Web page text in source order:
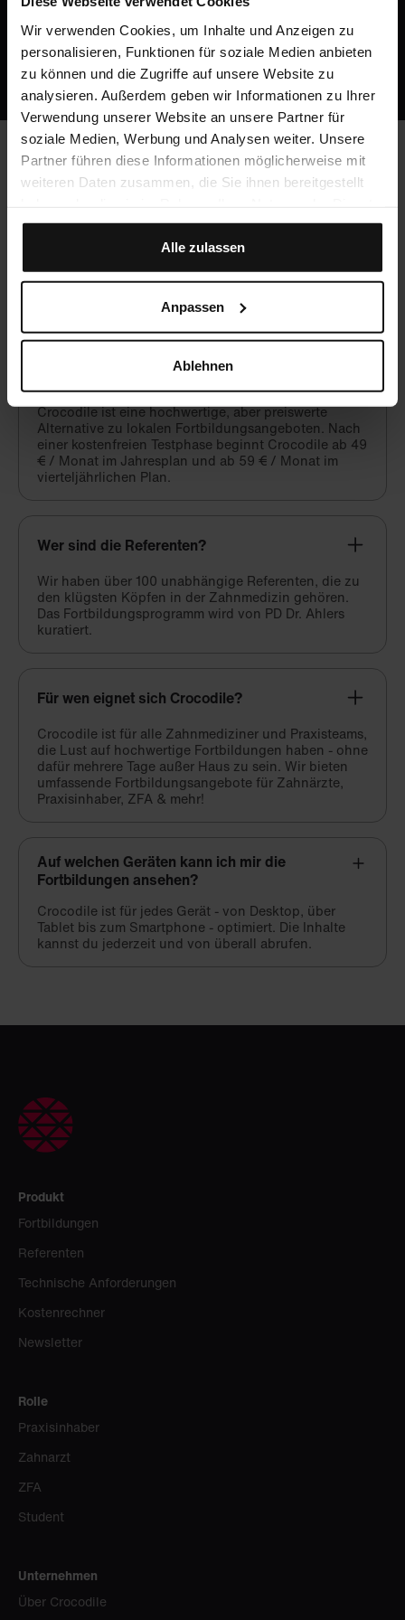
Wir verwenden Cookies, um Inhalte und Anzeigen zu
personalisieren, Funktionen für soziale Medien anbieten
zu können und die Zugriffe auf unsere Website zu
analysieren. Außerdem geben wir Informationen zu Ihrer
Verwendung unserer Website an unsere Partner für
soziale Medien, Werbung und Analysen weiter. Unsere
Partner führen diese Informationen möglicherweise mit
weiteren Daten zusammen, die Sie ihnen bereitgestellt
gesammelt haben.
Alle zulassen
Anpassen
Ablehnen
Jetzt kostenlos registrieren
Oder ruf uns an: +49 5251 / 54481-0
Häufig gestellte Fragen
Werden CME-Punkte vergeben?
Was kostet Crocodile?
Crocodile ist eine hochwertige, aber preiswerte
Alternative zu lokalen Fortbildungsangeboten. Nach
einer kostenfreien Testphase beginnt Crocodile ab 49
€ / Monat im Jahresplan und ab 59 € / Monat im
vierteljährlichen Plan.
Wer sind die Referenten?
Wir haben über 100 unabhängige Referenten, die zu
den klügsten Köpfen in der Zahnmedizin gehören.
Das Fortbildungsprogramm wird von PD Dr. Ahlers
kuratiert.
Für wen eignet sich Crocodile?
Crocodile ist für alle Zahnmediziner und Praxisteams,
die Lust auf hochwertige Fortbildungen haben - ohne
dafür mehrere Tage außer Haus zu sein. Wir bieten
umfassende Fortbildungsangebote für Zahnärzte,
Praxisinhaber, ZFA & mehr!
Auf welchen Geräten kann ich mir die
Fortbildungen ansehen?
Crocodile ist für jedes Gerät - von Desktop, über
Tablet bis zum Smartphone - optimiert. Die Inhalte
kannst du jederzeit und von überall abrufen.
Produkt
Fortbildungen
Referenten
Technische Anforderungen
Kostenrechner
Newsletter
Rolle
Praxisinhaber
Zahnarzt
ZFA
Student
Unternehmen
Über Crocodile